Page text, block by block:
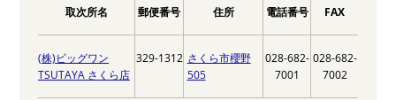
取次所名 郵便番号 住所 電話番号 FAX
(株)ビッグワン
TSUTAYA さくら店
329-1312 さくら市櫻野
505
028-682-
7001
028-682-
7002